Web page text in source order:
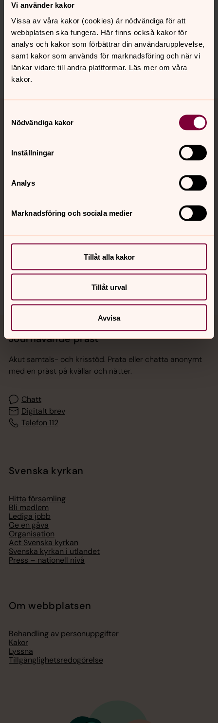
Vi använder kakor
Vissa av våra kakor (cookies) är nödvändiga för att
webbplatsen ska fungera. Här finns också kakor för
analys och kakor som förbättrar din användarupplevelse,
samt kakor som används för marknadsföring och när vi
länkar vidare till andra plattformar. Läs mer om våra
kakor.
Nödvändiga kakor
Inställningar
Analys
Marknadsföring och sociala medier
Tillåt alla kakor
Tillåt urval
Avvisa
Synpunkter eller frågor på sidans
innehåll?
vaxjo.pastorat@svenskakyrkan.se
Dela
Tillbaka till toppen
Tillbaka till innehållet
Kontakt
Kalender
Jourhavande präst
Akut samtals- och krisstöd. Prata eller chatta anonymt
med en präst på kvällar och nätter.
Chatt
Digitalt brev
Telefon 112
Svenska kyrkan
Hitta församling
Bli medlem
Lediga jobb
Ge en gåva
Organisation
Act Svenska kyrkan
Svenska kyrkan i utlandet
Press – nationell nivå
Om webbplatsen
Behandling av personuppgifter
Kakor
Lyssna
Tillgänglighetsredogörelse